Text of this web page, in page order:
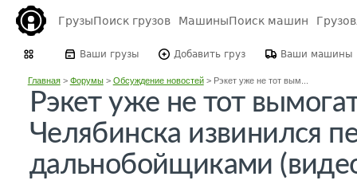
ГрузыПоиск грузов МашиныПоиск машин
Ваши грузы Добавить груз Ваши машины
Главная> Форумы> Обсуждение новостей> Рэкет уже не тот вым...
Рэкет уже не тот
Челябинска извинился
дальнобойщиками